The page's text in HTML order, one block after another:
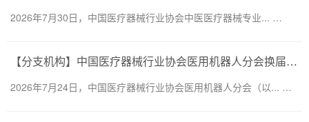
2026年7月30日，中国医疗器械行业协会中医医疗器械专业... …
【分支机构】中国医疗器械行业协会医用机器人分会换届会议暨医用机器人创新大会顺利召开
2026年7月24日，中国医疗器械行业协会医用机器人分会（以... …